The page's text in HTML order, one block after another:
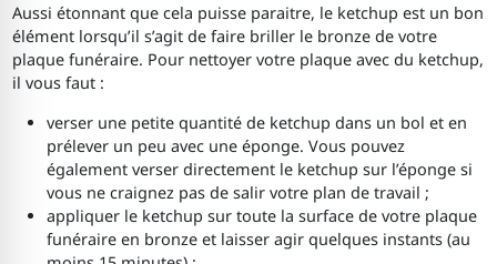
Aussi étonnant que cela puisse paraitre, le ketchup est un bon
élément lorsqu’il s’agit de faire briller le bronze de votre
plaque funéraire. Pour nettoyer votre plaque avec du ketchup,
il vous faut :
verser une petite quantité de ketchup dans un bol et en
prélever un peu avec une éponge. Vous pouvez
également verser directement le ketchup sur l’éponge si
vous ne craignez pas de salir votre plan de travail ;
appliquer le ketchup sur toute la surface de votre plaque
funéraire en bronze et laisser agir quelques instants (au